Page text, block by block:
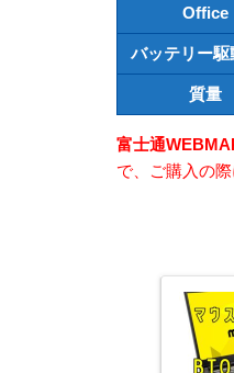
Office
バッテリー駆
質量
富士通
で、ご購入の